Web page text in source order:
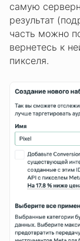
самую
результат
часть можно
вернетесь к
пикселя.